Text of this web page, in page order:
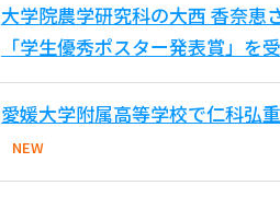
大学院農学研究科の大西 香奈恵
「学生優秀ポスター発表賞」を
愛媛大学附属高等学校で仁科弘
NEW